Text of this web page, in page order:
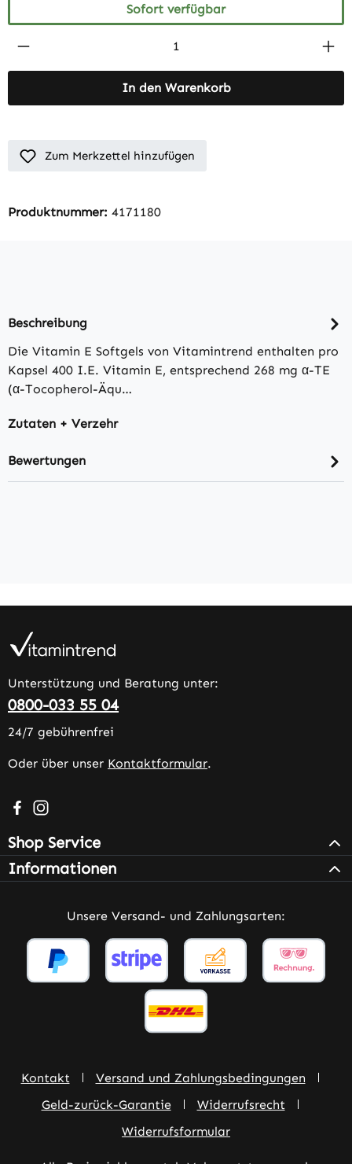
Sofort verfügbar
Produkt Anzahl: Gib den gewünschten
In den Warenkorb
Zum Merkzettel hinzufügen
Produktnummer: 4171180
Beschreibung
Die Vitamin E Softgels von Vitamintrend enthalten pro
Kapsel 400 I.E. Vitamin E, entsprechend 268 mg α-TE
(α-Tocopherol-Äqu…
Zutaten + Verzehr
Bewertungen
Unterstützung und Beratung unter:
0800-033 55 04
24/7 gebührenfrei
Oder über unser Kontaktformular.
Besuche uns auf Facebook – öffnet in neuem Tab
Schau auf Instagram vorbei – öffnet in neuem Tab
Shop Service
Informationen
Unsere Versand- und Zahlungsarten:
Kontakt
Versand und Zahlungsbedingungen
Geld-zurück-Garantie
Widerrufsrecht
Widerrufsformular